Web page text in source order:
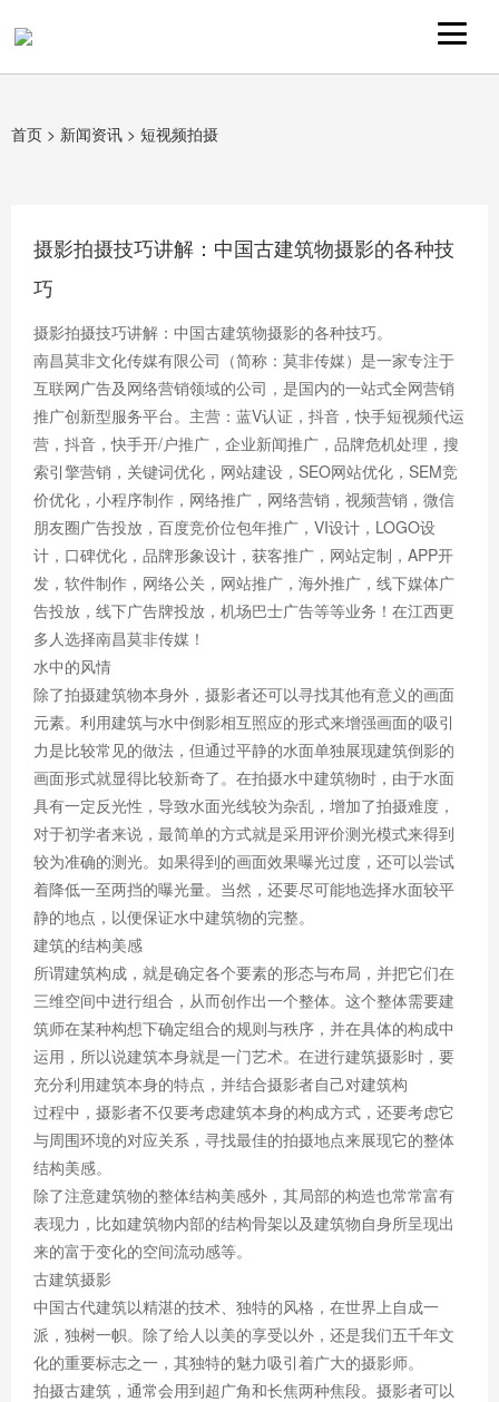
首页 > 新闻资讯 > 短视频拍摄
摄影拍摄技巧讲解：中国古建筑物摄影的各种技
巧
摄影拍摄技巧讲解：中国古建筑物摄影的各种技巧。
南昌莫非文化传媒有限公司（简称：莫非传媒）是一家专注于
互联网广告及网络营销领域的公司，是国内的一站式全网营销
推广创新型服务平台。主营：蓝V认证，抖音，快手短视频代运
营，抖音，快手开/户推广，企业新闻推广，品牌危机处理，搜
索引擎营销，关键词优化，网站建设，SEO网站优化，SEM竞
价优化，小程序制作，网络推广，网络营销，视频营销，微信
朋友圈广告投放，百度竞价位包年推广，VI设计，LOGO设
计，口碑优化，品牌形象设计，获客推广，网站定制，APP开
发，软件制作，网络公关，网站推广，海外推广，线下媒体广
告投放，线下广告牌投放，机场巴士广告等等业务！在江西更
多人选择南昌莫非传媒！
水中的风情
除了拍摄建筑物本身外，摄影者还可以寻找其他有意义的画面
元素。利用建筑与水中倒影相互照应的形式来增强画面的吸引
力是比较常见的做法，但通过平静的水面单独展现建筑倒影的
画面形式就显得比较新奇了。在拍摄水中建筑物时，由于水面
具有一定反光性，导致水面光线较为杂乱，增加了拍摄难度，
对于初学者来说，最简单的方式就是采用评价测光模式来得到
较为准确的测光。如果得到的画面效果曝光过度，还可以尝试
着降低一至两挡的曝光量。当然，还要尽可能地选择水面较平
静的地点，以便保证水中建筑物的完整。
建筑的结构美感
所谓建筑构成，就是确定各个要素的形态与布局，并把它们在
三维空间中进行组合，从而创作出一个整体。这个整体需要建
筑师在某种构想下确定组合的规则与秩序，并在具体的构成中
运用，所以说建筑本身就是一门艺术。在进行建筑摄影时，要
充分利用建筑本身的特点，并结合摄影者自己对建筑构
过程中，摄影者不仅要考虑建筑本身的构成方式，还要考虑它
与周围环境的对应关系，寻找最佳的拍摄地点来展现它的整体
结构美感。
除了注意建筑物的整体结构美感外，其局部的构造也常常富有
表现力，比如建筑物内部的结构骨架以及建筑物自身所呈现出
来的富于变化的空间流动感等。
古建筑摄影
中国古代建筑以精湛的技术、独特的风格，在世界上自成一
派，独树一帜。除了给人以美的享受以外，还是我们五千年文
化的重要标志之一，其独特的魅力吸引着广大的摄影师。
拍摄古建筑，通常会用到超广角和长焦两种焦段。摄影者可以